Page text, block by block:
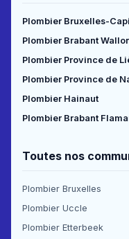
Plombier Bruxelles-
Plombier Brabant
Plombier Province de
Plombier Province de
Plombier Hainaut
Plombier Brabant
Toutes nos
Plombier Bruxelles
Plombier Uccle
Plombier Etterbeek